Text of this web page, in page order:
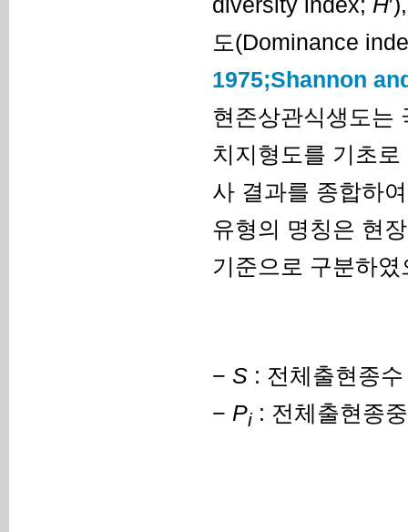
도(Dominance
1975;Shannon
현존상관식생도는
치지형도를 기초
사 결과를 종합하
유형의 명칭은 현
기준으로 구분하
− S : 전체출현종수
− Pi : 전체출현종